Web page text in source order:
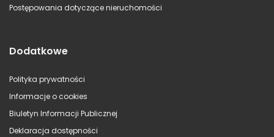
Postępowania dotyczące nieruchomości
Dodatkowe
Polityka prywatności
Informacje o cookies
Biuletyn Informacji Publicznej
Deklaracja dostępności